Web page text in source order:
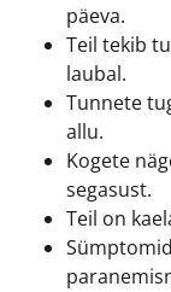
päeva.
Teil tekib
laubal.
Tunnete
allu.
Kogete
segasust.
Teil on